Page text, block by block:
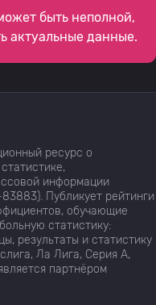
быть неполной,
актуальные данные.
ресурс о
информации
Публикует рейтинги
обучающие
статистику:
результаты и статистику
Ла Лига, Серия А,
партнёром